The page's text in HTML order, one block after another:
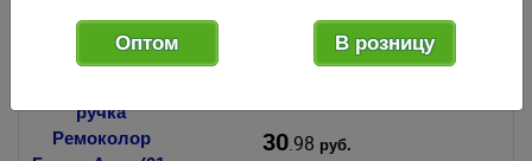
искусственная щетина
пластиковая ручка Ремоколор
30.98 руб.
Оптом В розницу